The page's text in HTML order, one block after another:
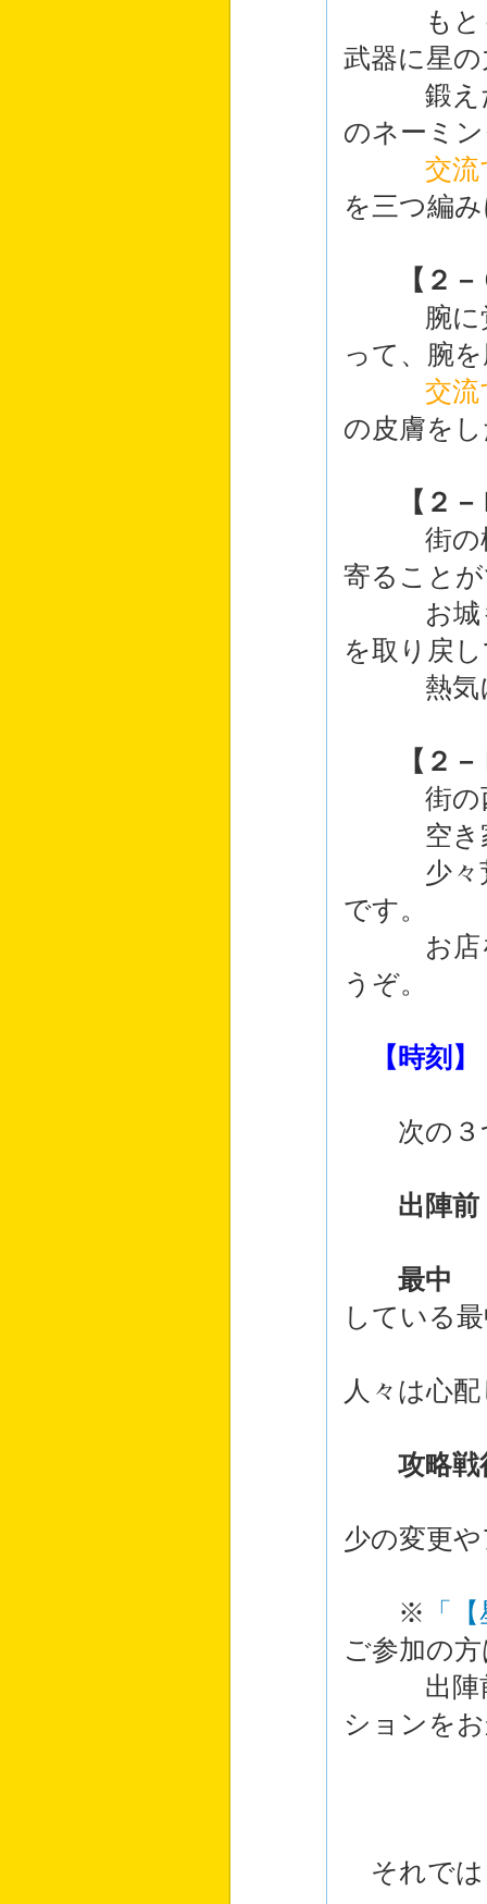
もとも
武器に星
鍛えた
のネーミ
交流
を三つ編
【２
腕に覚
って、腕
交流
の皮膚を
【２
街の様
寄ること
お城も
を取り戻
熱気に
【２
街の西
空き家
少々荒
です。
お店を
うぞ。
【時刻】
次の３
出陣前
最中
している
人々は心
攻略戦
少の変更
※
「
ご参加の
出陣前
ションを
それでは